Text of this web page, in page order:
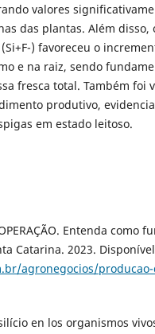
valores
das plantas. Além
) favoreceu o
e na raiz, sendo
fresca total. Também foi
produtivo,
em estado leitoso.
Entenda como
Catarina. 2023.
agronegocios/
en los organismos